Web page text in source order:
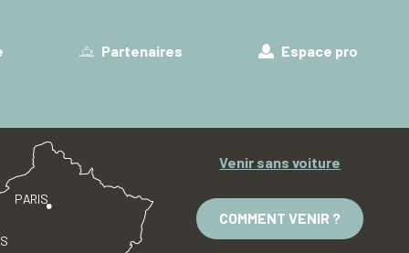
Partenaires Espace pro
PARIS
Venir sans voiture
COMMENT VENIR ?